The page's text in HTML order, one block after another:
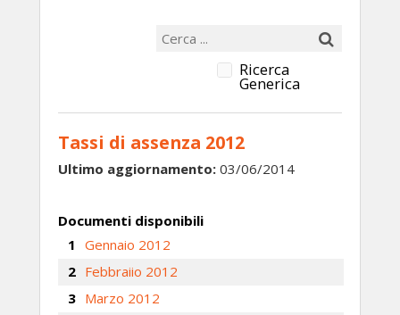
Ricerca
Generica
Tassi di assenza 2012
Ultimo aggiornamento: 03/06/2014
Documenti disponibili
Gennaio 2012
Febbraiio 2012
Marzo 2012